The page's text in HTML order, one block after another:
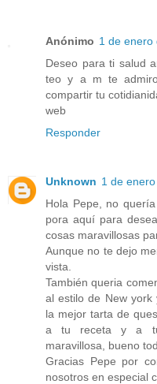
Anónimo 1 de enero
Deseo para ti salud
teo y a m te
compartir tu
web
Responder
Unknown 1 de
Hola Pepe, no
pora aquí para
cosas maravillosas
Aunque no te dejo
vista.
También queria
al estilo de New
la mejor tarta de
a tu receta y a
maravillosa, bueno
Gracias Pepe por
nosotros en especial